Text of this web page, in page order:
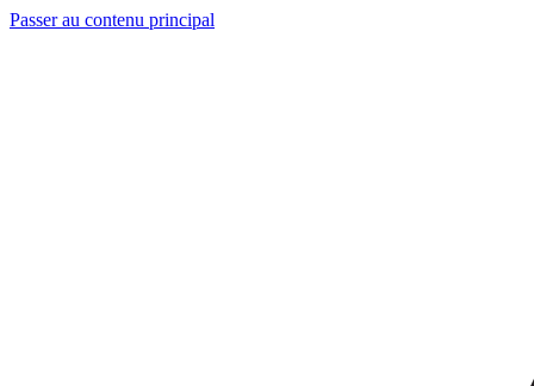
Passer au contenu principal